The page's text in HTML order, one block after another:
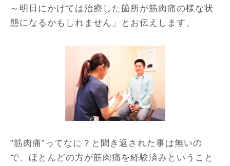
～明日にかけては治療した箇所が筋肉痛の様な状
態になるかもしれません」とお伝えします。
”筋肉痛”ってなに？と聞き返された事は無いの
で、ほとんどの方が筋肉痛を経験済みということ